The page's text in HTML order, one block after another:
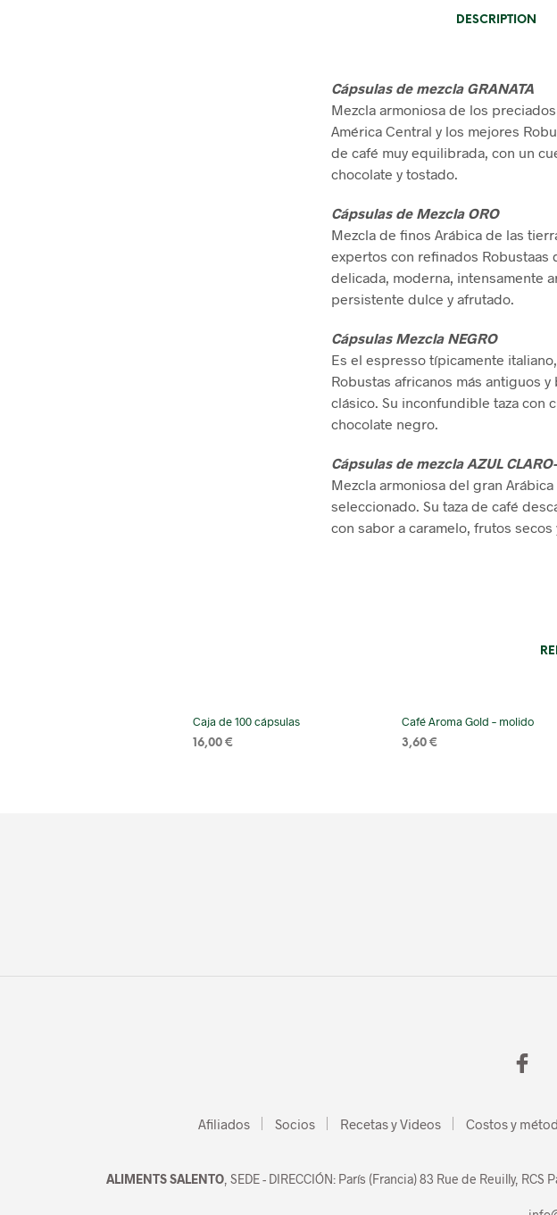
DESCRIPTION
Cápsulas de mezcla GRANATA
Mezcla armoniosa de los
América Central y los mejores
de café muy equilibrada, con un
chocolate y tostado.
Cápsulas de Mezcla ORO
Mezcla de finos Arábica de las
expertos con refinados Robustaas
delicada, moderna, intensamente
persistente dulce y afrutado.
Cápsulas Mezcla NEGRO
Es el espresso típicamente
Robustas africanos más antiguos
clásico. Su inconfundible taza con
chocolate negro.
Cápsulas de mezcla AZUL
Mezcla armoniosa del gran
seleccionado. Su taza de café
con sabor a caramelo, frutos secos
Caja de 100 cápsulas
16,00 €
Café Aroma Gold – molido
3,60 €
Afiliados Socios Recetas y Videos Costos y
ALIMENTS SALENTO, SEDE - DIRECCIÓN: París (Francia) 83 Rue de Reuilly, RCS